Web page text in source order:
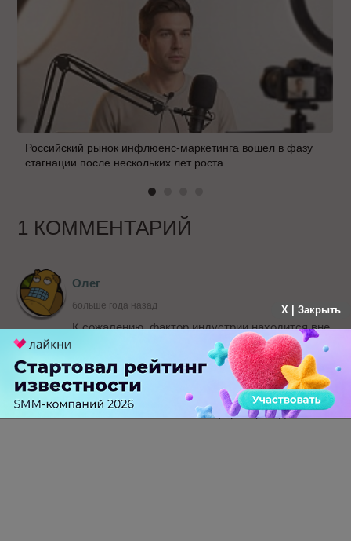
Российский рынок инфлюенс-маркетинга вошел в фазу
стагнации после нескольких лет роста
1 КОММЕНТАРИЙ
Олег
больше года назад
К сожалению, фактор индустрии находится вне
сферы влияния - его нельзя поменять для
повышения показателей (но можно, конечно,
использовать данные из статьи как бенчмарки).
Было бы, конечно, интереснее узнать влияние
других факторов и проверки различных гипотез
- очень не хватает этой информации здесь.
X | Закрыть